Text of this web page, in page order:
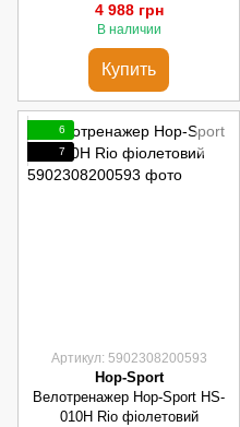
4 988 грн
В наличии
Купить
6
7
Артикул: 5902308200593
Hop-Sport
Велотренажер Hop-Sport HS-
010H Rio фіолетовий